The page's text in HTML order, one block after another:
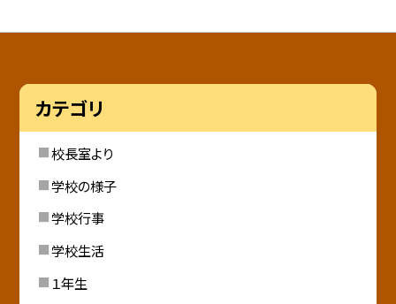
カテゴリ
校長室より
学校の様子
学校行事
学校生活
１年生